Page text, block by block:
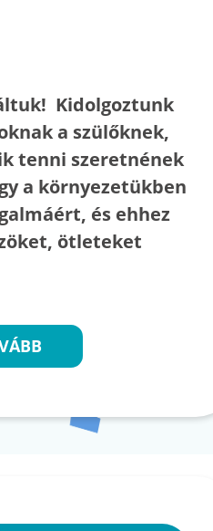
Kidolgoztunk
a szülőknek,
tenni szeretnének
a környezetükben
és ehhez
ötleteket